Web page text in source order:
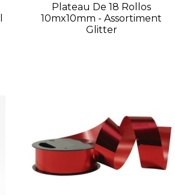
Plateau De 18 Rollos
10mx10mm - Assortiment
Glitter